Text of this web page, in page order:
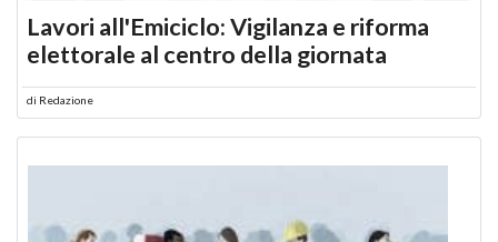
Lavori all'Emiciclo: Vigilanza e riforma
elettorale al centro della giornata
di Redazione